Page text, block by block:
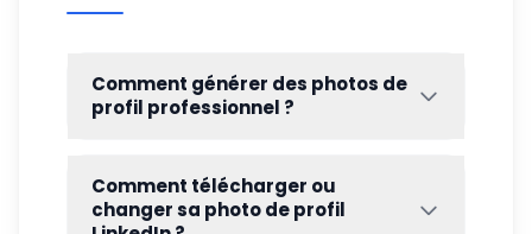
Comment générer des photos de
profil professionnel ?
passer par un photographe pour obtenir
une photo LinkedIn de qualité. Aujourd’hui,
Comment télécharger ou
changer sa photo de profil